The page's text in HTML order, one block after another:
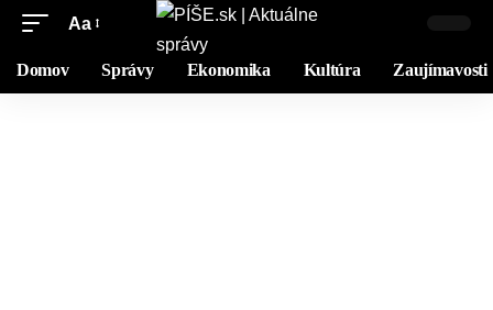
Aa
Domov Správy Ekonomika Kultúra Zaujímavosti